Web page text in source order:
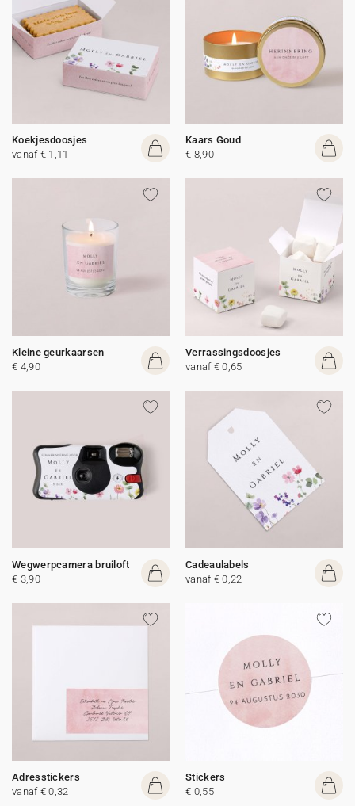
Koekjesdoosjes
vanaf € 1,11
Kaars Goud
€ 8,90
Kleine geurkaarsen
€ 4,90
Verrassingsdoosjes
vanaf € 0,65
Wegwerpcamera bruiloft
€ 3,90
Cadeaulabels
vanaf € 0,22
Adresstickers
vanaf € 0,32
Stickers
€ 0,55